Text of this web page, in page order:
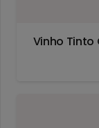
Vinho Tinto